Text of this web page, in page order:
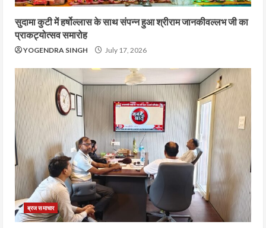
सुदामा कुटी में हर्षोल्लास के साथ संपन्न हुआ श्रीराम जानकीवल्लभ जी का
प्राकट्योत्सव समारोह
YOGENDRA SINGH July 17, 2026
ब्रज समाचार